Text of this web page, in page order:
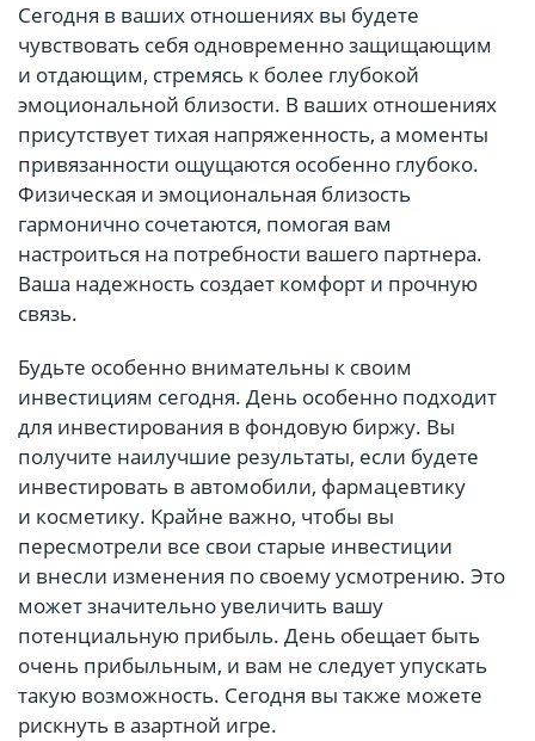
Сегодня в ваших отношениях вы будете
чувствовать себя одновременно защищающим
и отдающим, стремясь к более глубокой
эмоциональной близости. В ваших отношениях
присутствует тихая напряженность, а моменты
привязанности ощущаются особенно глубоко.
Физическая и эмоциональная близость
гармонично сочетаются, помогая вам
настроиться на потребности вашего партнера.
Ваша надежность создает комфорт и прочную
связь.
Будьте особенно внимательны к своим
инвестициям сегодня. День особенно подходит
для инвестирования в фондовую биржу. Вы
получите наилучшие результаты, если будете
инвестировать в автомобили, фармацевтику
и косметику. Крайне важно, чтобы вы
пересмотрели все свои старые инвестиции
и внесли изменения по своему усмотрению. Это
может значительно увеличить вашу
потенциальную прибыль. День обещает быть
очень прибыльным, и вам не следует упускать
такую возможность. Сегодня вы также можете
рискнуть в азартной игре.